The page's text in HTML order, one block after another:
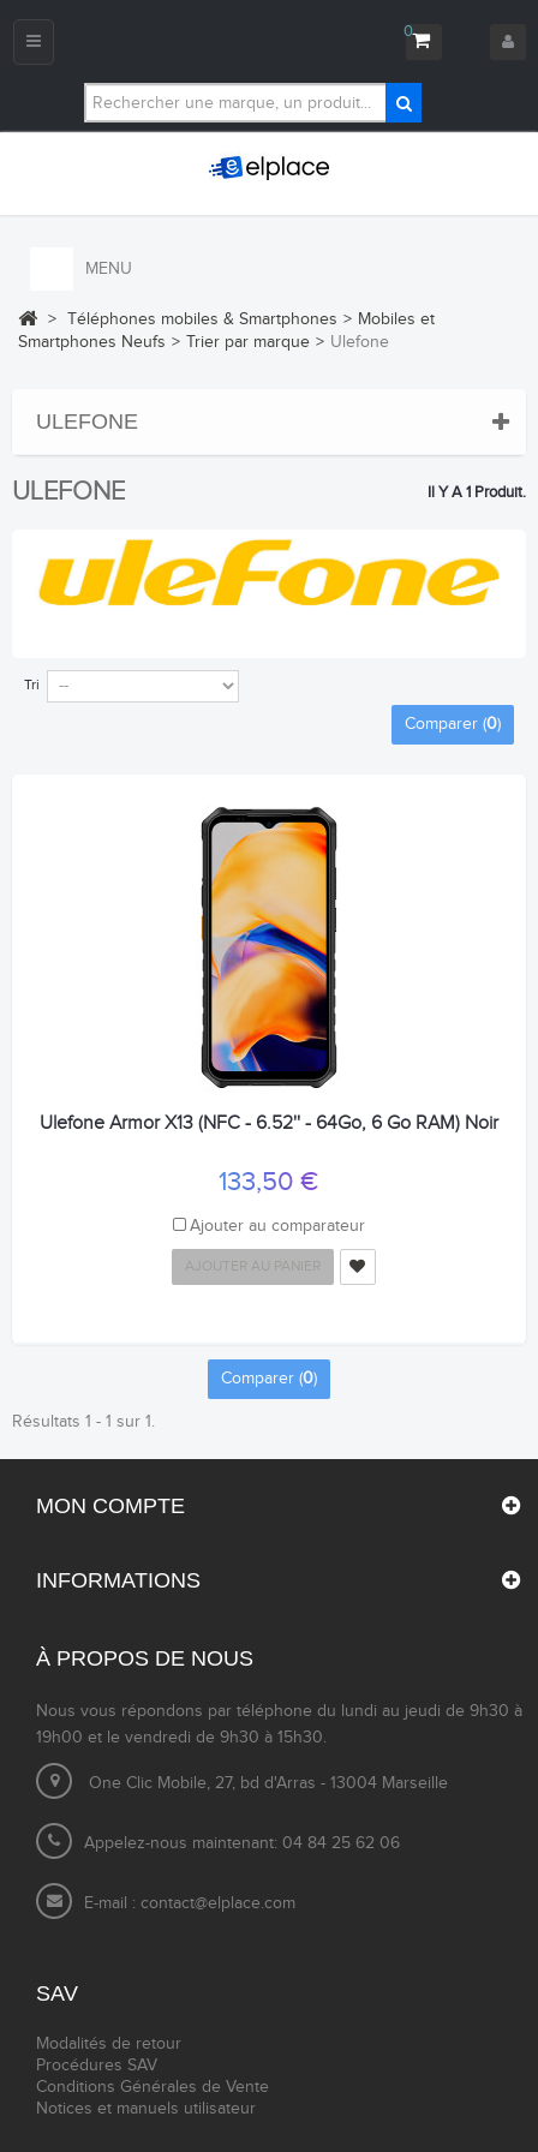
0
Navigation
MENU
> Téléphones mobiles & Smartphones > Mobiles et
Smartphones Neufs > Trier par marque > Ulefone
ULEFONE
ULEFONE Il Y A 1 Produit.
Tri
Comparer (0)
Ulefone Armor X13 (NFC - 6.52'' - 64Go, 6 Go RAM) Noir
133,50 €
Ajouter au comparateur
AJOUTER AU PANIER
Comparer (0)
Résultats 1 - 1 sur 1.
MON COMPTE
INFORMATIONS
À PROPOS DE NOUS
Nous vous répondons par téléphone du lundi au jeudi de 9h30 à
19h00 et le vendredi de 9h30 à 15h30.
One Clic Mobile, 27, bd d'Arras - 13004 Marseille
Appelez-nous maintenant: 04 84 25 62 06
E-mail : contact@elplace.com
SAV
Modalités de retour
Procédures SAV
Conditions Générales de Vente
Notices et manuels utilisateur